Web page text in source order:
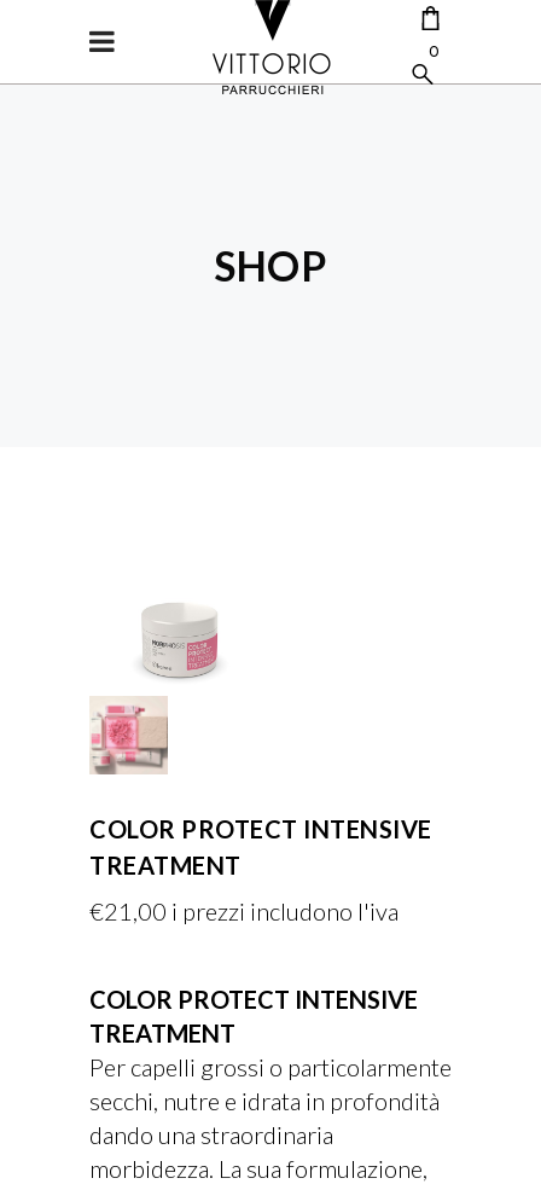
0
SHOP
COLOR PROTECT INTENSIVE
TREATMENT
€21,00 i prezzi includono l'iva
COLOR PROTECT INTENSIVE
TREATMENT
Per capelli grossi o particolarmente
secchi, nutre e idrata in profondità
dando una straordinaria
morbidezza. La sua formulazione,